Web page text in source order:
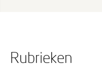
Rubrieken